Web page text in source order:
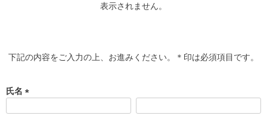
表示されません。
下記の内容をご入力の上、お進みください。＊印は必須項目です。
氏名